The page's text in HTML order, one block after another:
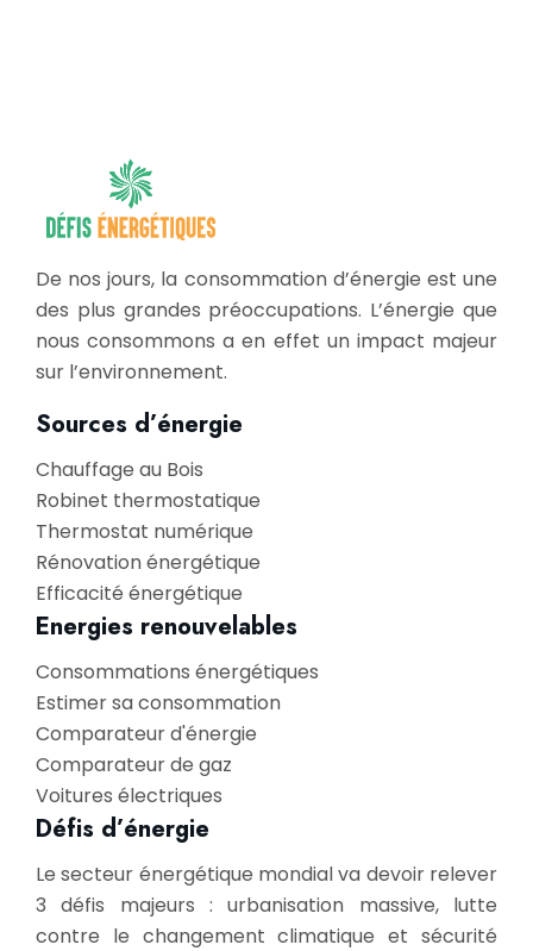
De nos jours, la consommation d’énergie est une
des plus grandes préoccupations. L’énergie que
nous consommons a en effet un impact majeur
sur l’environnement.
Sources d’énergie
Chauffage au Bois
Robinet thermostatique
Thermostat numérique
Rénovation énergétique
Efficacité énergétique
Energies renouvelables
Consommations énergétiques
Estimer sa consommation
Comparateur d'énergie
Comparateur de gaz
Voitures électriques
Défis d’énergie
Le secteur énergétique mondial va devoir relever
3 défis majeurs : urbanisation massive, lutte
contre le changement climatique et sécurité